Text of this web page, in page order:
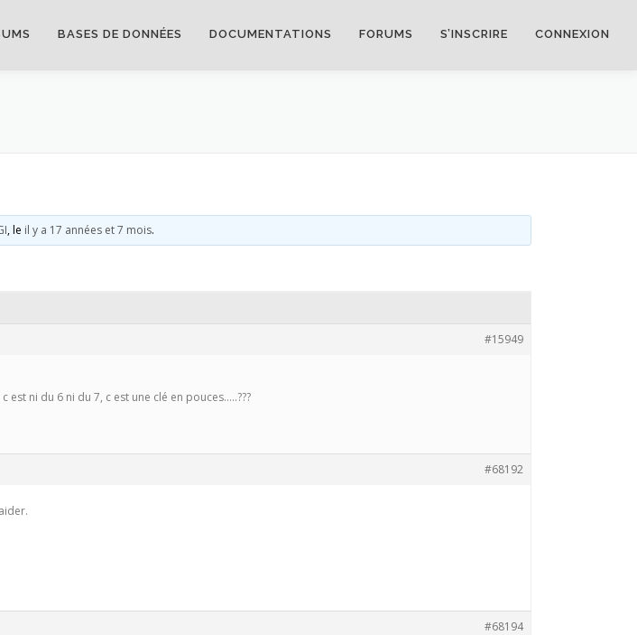
BASES DE DONNÉES DOCUMENTATIONS FORUMS S’INSCRIRE CONNEXION
, le il y a 17 années et 7 mois.
#15949
ni du 6 ni du 7, c est une clé en pouces…..???
#68192
#68194